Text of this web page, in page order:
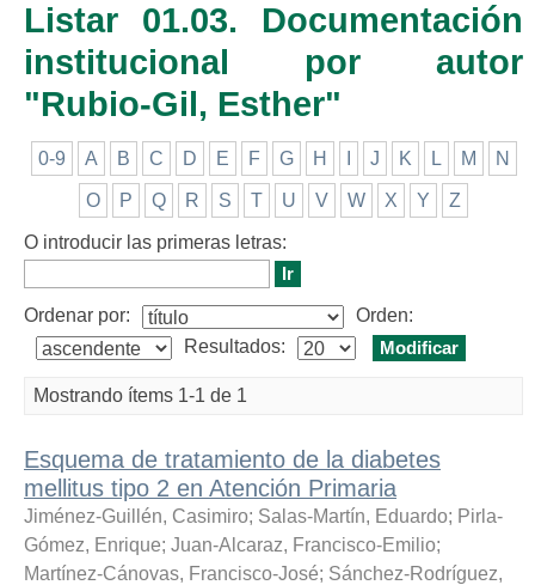
Listar 01.03. Documentación
institucional por autor
"Rubio-Gil, Esther"
0-9 A B C D E F G H J K L M N
O P Q R S T U V W X Y Z
O introducir las primeras letras:
Ordenar por:
Orden:
Resultados:
Mostrando ítems 1-1 de 1
Esquema de tratamiento de la diabetes
mellitus tipo 2 en Atención Primaria
Jiménez-Guillén, Casimiro; Salas-Martín, Eduardo; Pirla-
Gómez, Enrique; Juan-Alcaraz, Francisco-Emilio;
Martínez-Cánovas, Francisco-José; Sánchez-Rodríguez,